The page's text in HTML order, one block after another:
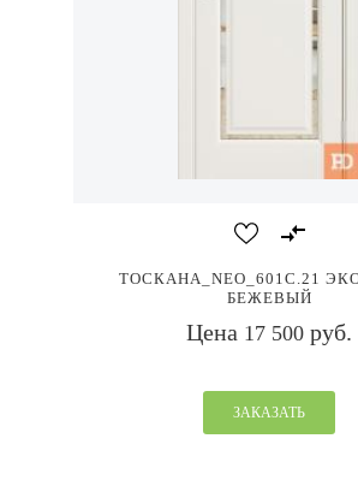
ТОСКАНА_NEO_601С.21
БЕЖЕВЫЙ
Цена 17 500 руб.
ЗАКАЗАТЬ